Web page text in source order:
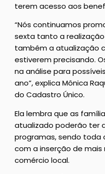
terem acesso aos
“Nós continuamos
sexta tanto a
também a atualização
estiverem precisando.
na análise para
ano”, explica Mônica
do Cadastro Único.
Ela lembra que as
atualizado poderão ter
programas, sendo toda
com a inserção de
comércio local.